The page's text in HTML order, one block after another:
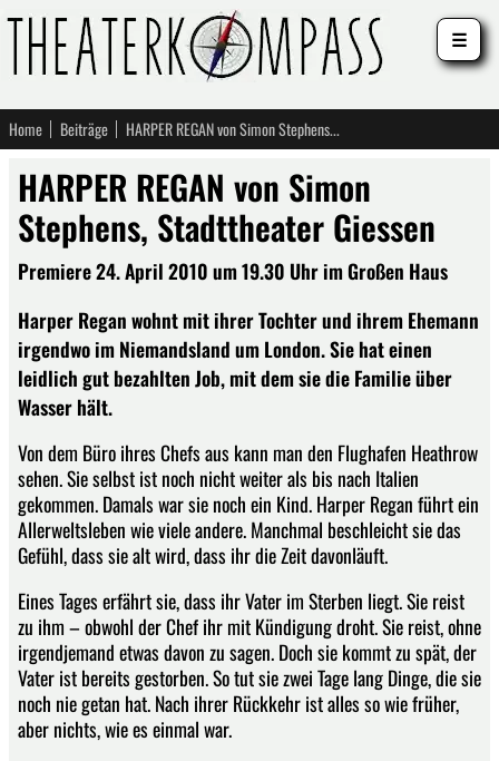
Home Beiträge HARPER REGAN von Simon Stephens, Stadttheater Giessen
HARPER REGAN von Simon
Stephens, Stadttheater Giessen
Premiere 24. April 2010 um 19.30 Uhr im Großen Haus
Harper Regan wohnt mit ihrer Tochter und ihrem Ehemann
irgendwo im Niemandsland um London. Sie hat einen
leidlich gut bezahlten Job, mit dem sie die Familie über
Wasser hält.
Von dem Büro ihres Chefs aus kann man den Flughafen Heathrow
sehen. Sie selbst ist noch nicht weiter als bis nach Italien
gekommen. Damals war sie noch ein Kind. Harper Regan führt ein
Allerweltsleben wie viele andere. Manchmal beschleicht sie das
Gefühl, dass sie alt wird, dass ihr die Zeit davonläuft.
Eines Tages erfährt sie, dass ihr Vater im Sterben liegt. Sie reist
zu ihm – obwohl der Chef ihr mit Kündigung droht. Sie reist, ohne
irgendjemand etwas davon zu sagen. Doch sie kommt zu spät, der
Vater ist bereits gestorben. So tut sie zwei Tage lang Dinge, die sie
noch nie getan hat. Nach ihrer Rückkehr ist alles so wie früher,
aber nichts, wie es einmal war.
☰